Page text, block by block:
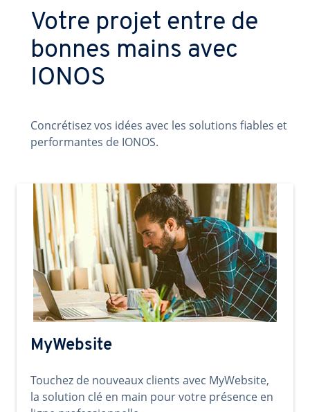
Votre projet entre de
bonnes mains avec
IONOS
Concrétisez vos idées avec les solutions fiables et
performantes de IONOS.
MyWebsite
Touchez de nouveaux clients avec MyWebsite,
la solution clé en main pour votre présence en